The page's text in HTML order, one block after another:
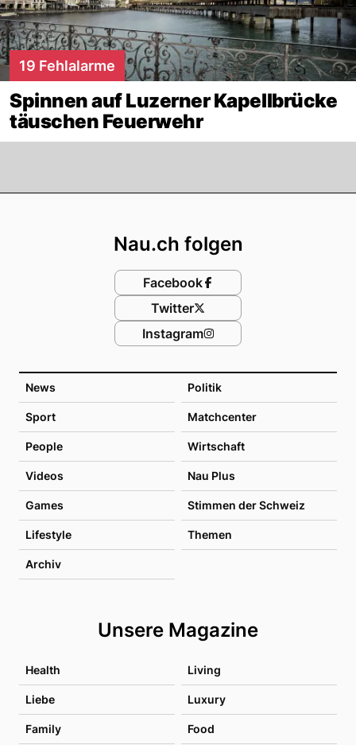
19 Fehlalarme
Spinnen auf Luzerner Kapellbrücke
täuschen Feuerwehr
News Politik
Sport Matchcenter
People Wirtschaft
Videos Nau Plus
Games Stimmen der Schweiz
Lifestyle Themen
Archiv
Unsere Magazine
Health Living
Liebe Luxury
Family Food
Nau.ch folgen
Facebook
Twitter
Instagram